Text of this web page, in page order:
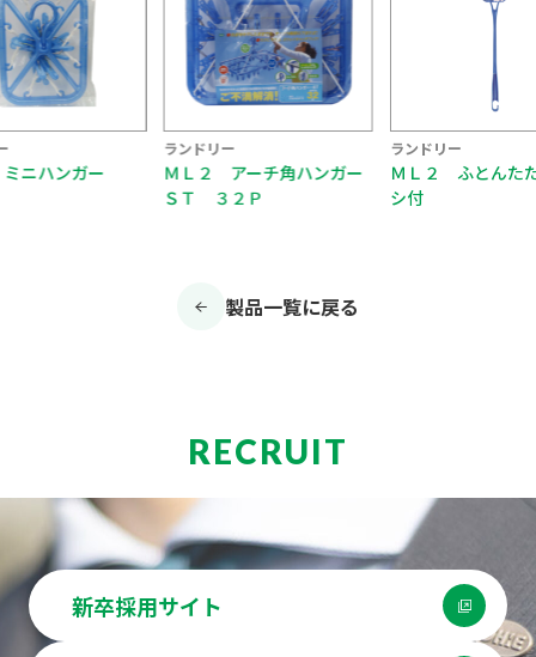
ニハンガー
ランドリー
ＭＬ２ アーチ角ハンガー
ＳＴ ３２Ｐ
ランドリー
ＭＬ２ ふとんた
シ付
製品一覧に戻る
RECRUIT
新卒採用サイト